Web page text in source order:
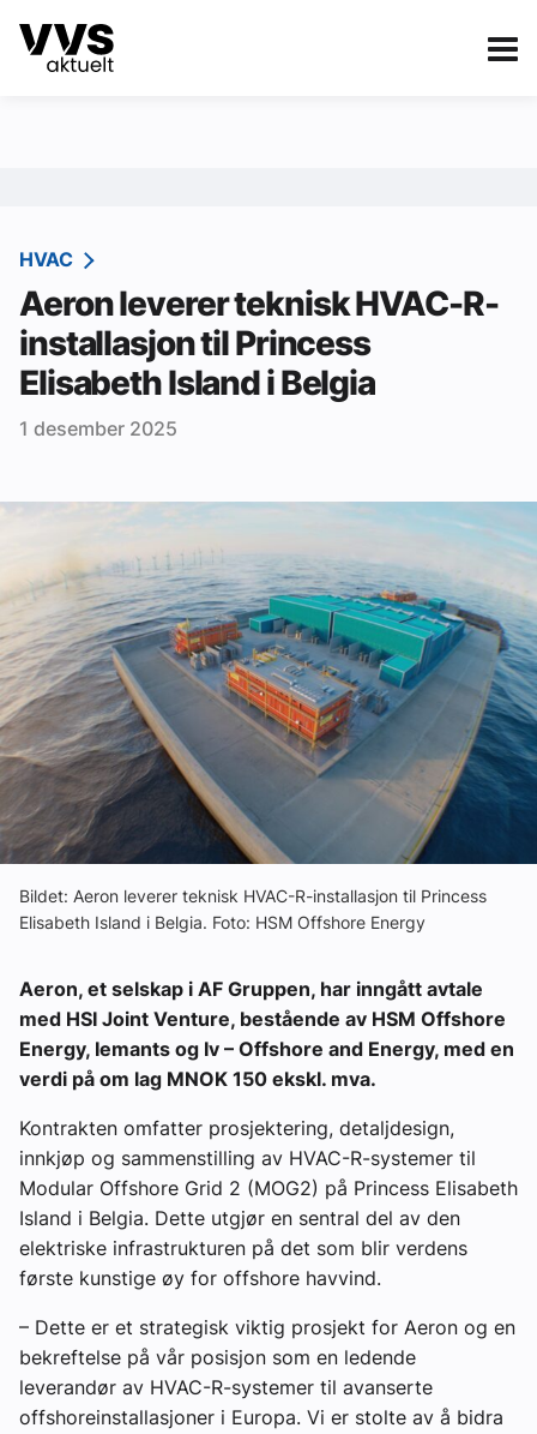
Kategorier
Sanitær
Ventilasjon
Varme og energi
Aktuelle prosjekter
Om VVS Aktuelt
Kontakt oss:
Abonner på fagbladet Byggfakta Nyheter
Annonsere i VVS Aktuelt
Kontakt oss
Tips oss
eBlad
HVAC
Aeron leverer teknisk HVAC-R-
installasjon til Princess
Elisabeth Island i Belgia
1 desember 2025
Bildet: Aeron leverer teknisk HVAC-R-installasjon til Princess
Elisabeth Island i Belgia. Foto: HSM Offshore Energy
Aeron, et selskap i AF Gruppen, har inngått avtale
med HSI Joint Venture, bestående av HSM Offshore
Energy, Iemants og Iv – Offshore and Energy, med en
verdi på om lag MNOK 150 ekskl. mva.
Kontrakten omfatter prosjektering, detaljdesign,
innkjøp og sammenstilling av HVAC-R-systemer til
Modular Offshore Grid 2 (MOG2) på Princess Elisabeth
Island i Belgia. Dette utgjør en sentral del av den
elektriske infrastrukturen på det som blir verdens
første kunstige øy for offshore havvind.
– Dette er et strategisk viktig prosjekt for Aeron og en
bekreftelse på vår posisjon som en ledende
leverandør av HVAC-R-systemer til avanserte
offshoreinstallasjoner i Europa. Vi er stolte av å bidra